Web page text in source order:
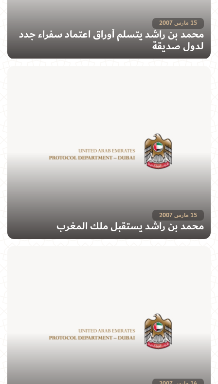
15 مارس 2007
محمد بن راشد يتسلم أوراق اعتماد سفراء جدد
لدول صديقة
15 مارس 2007
محمد بن راشد يستقبل ملك المغرب